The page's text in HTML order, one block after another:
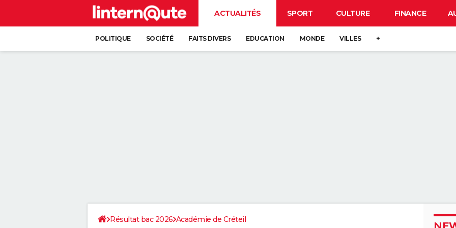
ACTUALITÉS SPORT CULTURE FINANCE
POLITIQUE SOCIÉTÉ FAITS DIVERS EDUCATION MONDE VILLES +
Résultat bac 2026 Académie de Créteil